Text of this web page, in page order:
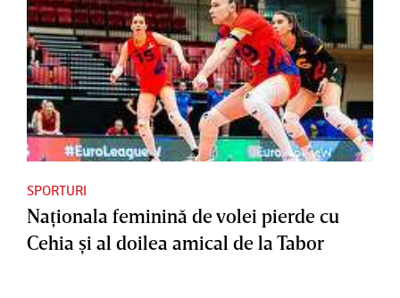
SPORTURI
Naţionala feminină de volei pierde cu
Cehia şi al doilea amical de la Tabor